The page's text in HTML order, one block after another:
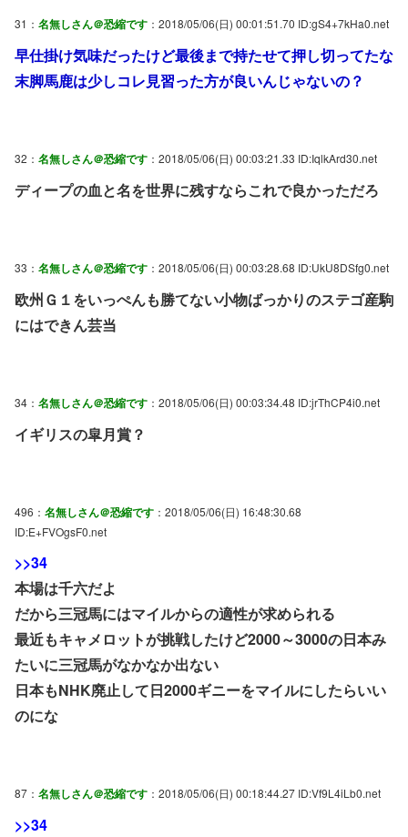
31： 名無しさん＠恐縮です ：2018/05/06(日) 00:01:51.70 ID:gS4+7kHa0.net
早仕掛け気味だったけど最後まで持たせて押し切ってたな
末脚馬鹿は少しコレ見習った方が良いんじゃないの？
32： 名無しさん＠恐縮です ：2018/05/06(日) 00:03:21.33 ID:IqlkArd30.net
ディープの血と名を世界に残すならこれで良かっただろ
33： 名無しさん＠恐縮です ：2018/05/06(日) 00:03:28.68 ID:UkU8DSfg0.net
欧州Ｇ１をいっぺんも勝てない小物ばっかりのステゴ産駒
にはできん芸当
34： 名無しさん＠恐縮です ：2018/05/06(日) 00:03:34.48 ID:jrThCP4i0.net
イギリスの皐月賞？
496： 名無しさん＠恐縮です ：2018/05/06(日) 16:48:30.68
ID:E+FVOgsF0.net
>>34
本場は千六だよ
だから三冠馬にはマイルからの適性が求められる
最近もキャメロットが挑戦したけど2000～3000の日本み
たいに三冠馬がなかなか出ない
日本もNHK廃止して日2000ギニーをマイルにしたらいい
のにな
87： 名無しさん＠恐縮です ：2018/05/06(日) 00:18:44.27 ID:Vf9L4iLb0.net
>>34